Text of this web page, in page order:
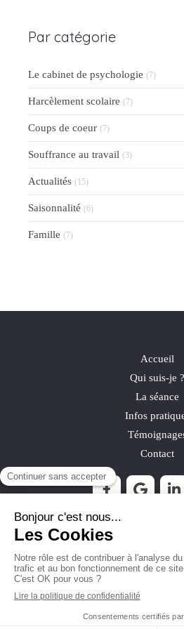
Par catégorie
Le cabinet de psychologie (7)
Harcèlement scolaire (7)
Coups de coeur (7)
Souffrance au travail (3)
Actualités (15)
Saisonnalité (6)
Famille (7)
Accueil
Qui suis-je ?
La séance
Infos
Contact
©2021 Laure Raffray -
Plan du site
Mentions